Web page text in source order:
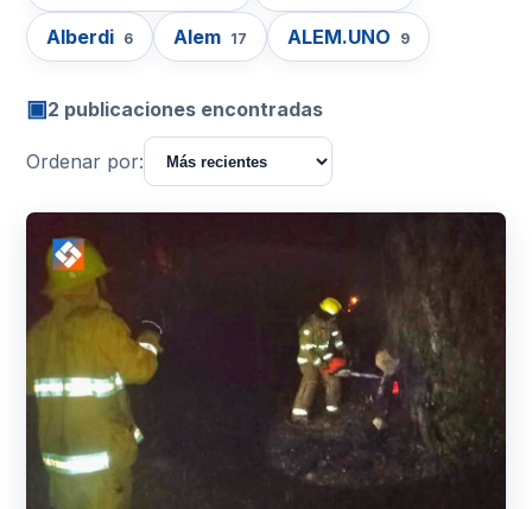
Alberdi 6 Alem 17 ALEM.UNO 9
▣2 publicaciones encontradas
Ordenar por: